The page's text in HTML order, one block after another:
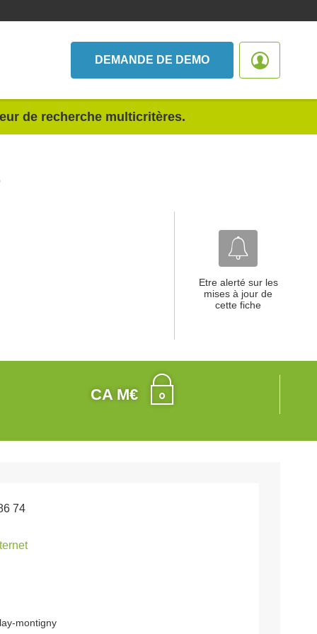
DEMANDE DE DEMO
de recherche multicritères.
Etre alerté sur les
mises à jour de
cette fiche
CA M€
74
montigny